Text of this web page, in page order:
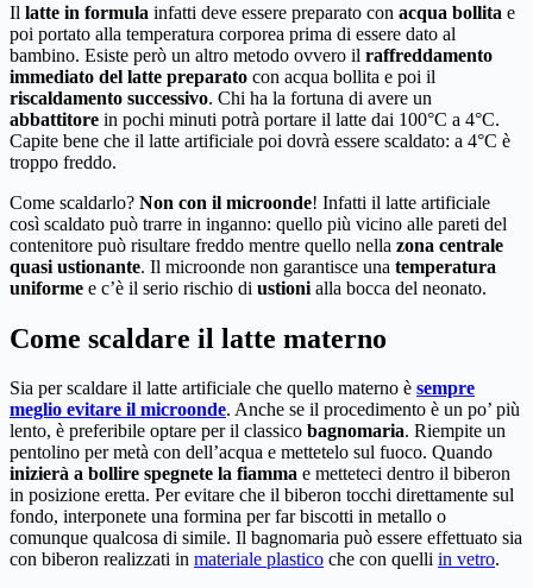
Il latte in formula infatti deve essere preparato con acqua bollita e
poi portato alla temperatura corporea prima di essere dato al
bambino. Esiste però un altro metodo ovvero il raffreddamento
immediato del latte preparato con acqua bollita e poi il
riscaldamento successivo. Chi ha la fortuna di avere un
abbattitore in pochi minuti potrà portare il latte dai 100°C a 4°C.
Capite bene che il latte artificiale poi dovrà essere scaldato: a 4°C è
troppo freddo.
Come scaldarlo? Non con il microonde! Infatti il latte artificiale
così scaldato può trarre in inganno: quello più vicino alle pareti del
contenitore può risultare freddo mentre quello nella zona centrale
quasi ustionante. Il microonde non garantisce una temperatura
uniforme e c’è il serio rischio di ustioni alla bocca del neonato.
Come scaldare il latte materno
Sia per scaldare il latte artificiale che quello materno è sempre
meglio evitare il microonde. Anche se il procedimento è un po’ più
lento, è preferibile optare per il classico bagnomaria. Riempite un
pentolino per metà con dell’acqua e mettetelo sul fuoco. Quando
inizierà a bollire spegnete la fiamma e metteteci dentro il biberon
in posizione eretta. Per evitare che il biberon tocchi direttamente sul
fondo, interponete una formina per far biscotti in metallo o
comunque qualcosa di simile. Il bagnomaria può essere effettuato sia
con biberon realizzati in materiale plastico che con quelli in vetro.